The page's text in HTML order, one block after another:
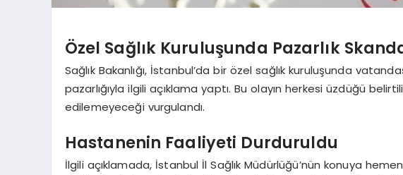
Özel Sağlık Kuruluşunda Pazarlık
Sağlık Bakanlığı, İstanbul’da bir özel sağlık kuruluşunda
pazarlığıyla ilgili açıklama yaptı. Bu olayın herkesi üzdüğü
edilemeyeceği vurgulandı.
Hastanenin Faaliyeti Durduruldu
İlgili açıklamada, İstanbul İl Sağlık Müdürlüğü’nün konuya